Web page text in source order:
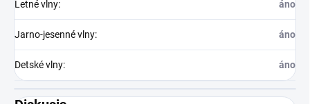
Letné vlny: áno
Jarno-jesenné vlny: áno
Detské vlny: áno